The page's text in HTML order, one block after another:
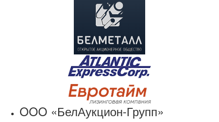
OOO «БелАукцион-Групп»